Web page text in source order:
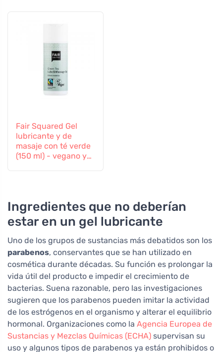
Fair Squared Gel
lubricante y de
masaje con té verde
(150 ml) - vegano y
Ingredientes que no deberían
estar en un gel lubricante
Uno de los grupos de sustancias más debatidos son los
parabenos, conservantes que se han utilizado en
cosmética durante décadas. Su función es prolongar la
vida útil del producto e impedir el crecimiento de
bacterias. Suena razonable, pero las investigaciones
sugieren que los parabenos pueden imitar la actividad
de los estrógenos en el organismo y alterar el equilibrio
hormonal. Organizaciones como la Agencia Europea de
Sustancias y Mezclas Químicas (ECHA) supervisan su
uso y algunos tipos de parabenos ya están prohibidos o